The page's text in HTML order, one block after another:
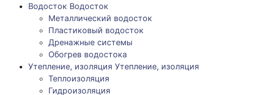
Водосток Водосток
Металлический водосток
Пластиковый водосток
Дренажные системы
Обогрев водостока
Утепление, изоляция Утепление, изоляция
Теплоизоляция
Гидроизоляция